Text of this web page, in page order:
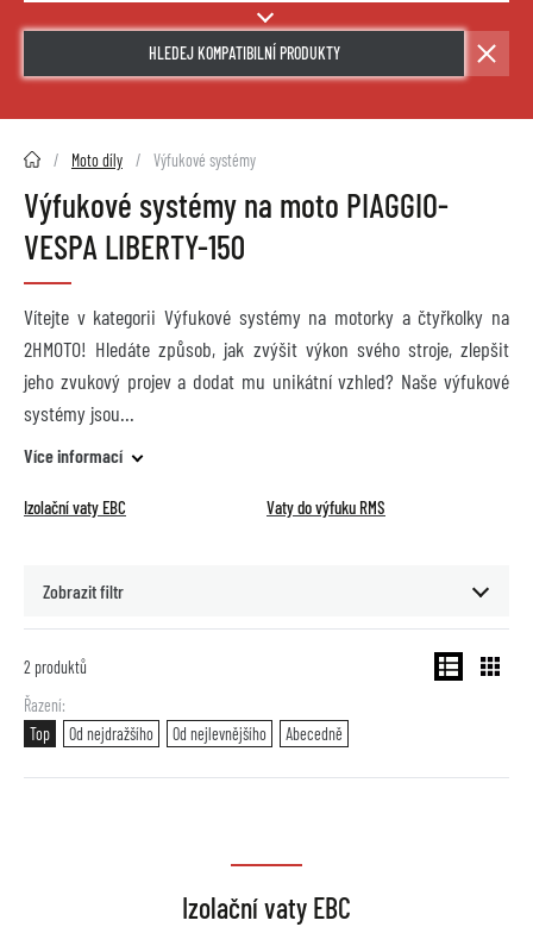
HLEDEJ KOMPATIBILNÍ PRODUKTY
2HMOTO.cz Moto díly Výfukové systémy
Výfukové systémy na moto PIAGGIO-
VESPA LIBERTY-150
Vítejte v kategorii Výfukové systémy na motorky a čtyřkolky na
2HMOTO! Hledáte způsob, jak zvýšit výkon svého stroje, zlepšit
jeho zvukový projev a dodat mu unikátní vzhled? Naše výfukové
systémy jsou
Více informací
Izolační vaty EBC Vaty do výfuku RMS
Zobrazit filtr
2 produktů
Řazení
Top
Od nejdražšího Od nejlevnějšího Abecedně
Izolační vaty EBC